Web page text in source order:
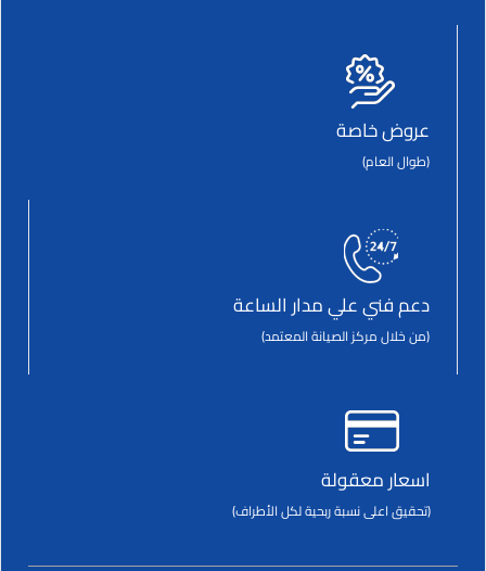
عروض خاصة
(طوال العام)
دعم فني علي مدار الساعة
(من خلال مركز الصيانة المعتمد)
اسعار معقولة
(تحقيق اعلى نسبة ربحية لكل الأطراف)